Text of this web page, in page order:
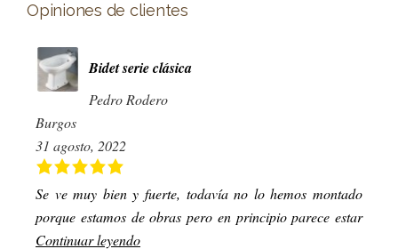
Opiniones de clientes
Bidet serie clásica
Pedro Rodero
Burgos
31 agosto, 2022
Se ve muy bien y fuerte, todavía no lo hemos montado
porque estamos de obras pero en principio parece estar
Continuar leyendo